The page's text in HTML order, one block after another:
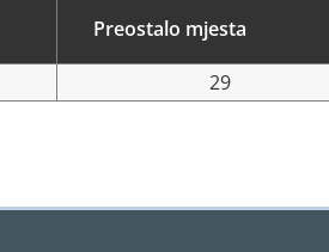
Preostalo mjesta
29